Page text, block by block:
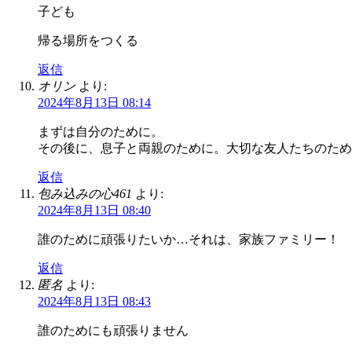
子ども
帰る場所をつくる
返信
オリン より:
2024年8月13日 08:14
まずは自分のために。
その後に、息子と両親のために。大切な友人たちのた
返信
包み込みの心461 より:
2024年8月13日 08:40
誰のために頑張りたいか…それは、家族ファミリー！
返信
匿名 より:
2024年8月13日 08:43
誰のためにも頑張りません